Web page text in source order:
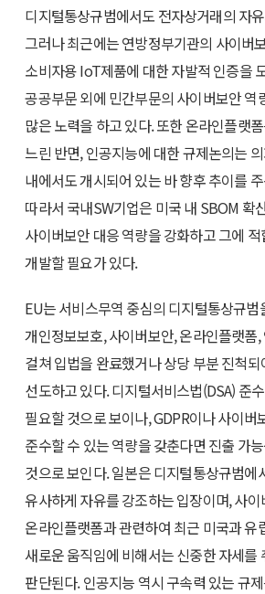
디지털통상규범에서도 전자상거래의 자
그러나 최근에는 연방정부기관의 사이버
소비자용 IoT제품에 대한 자발적 인증을
공공부문 외에 민간부문의 사이버보안 역
많은 노력을 하고 있다. 또한 온라인플랫
느린 반면, 인공지능에 대한 규제논의는
내에서도 개시되어 있는 바 향후 추이를
따라서 국내SW기업은 미국 내 SBOM 확
사이버보안 대응 역량을 강화하고 그에
개발할 필요가 있다.
EU는 서비스무역 중심의 디지털통상규범
개인정보보호, 사이버보안, 온라인플랫폼
걸쳐 입법을 완료했거나 상당 부분 진척
선도하고 있다. 디지털서비스법(DSA) 준
필요할 것으로 보이나, GDPR이나 사이버
준수할 수 있는 역량을 갖춘다면 진출 가
것으로 보인다. 일본은 디지털통상규범에
유사하게 자유를 강조하는 입장이며, 사이
온라인플랫폼과 관련하여 최근 미국과 유
새로운 움직임에 비해서는 신중한 자세를
판단된다. 인공지능 역시 구속력 있는 규